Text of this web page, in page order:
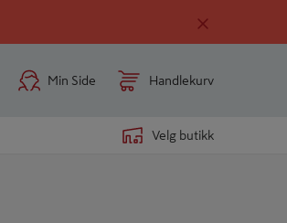
Min Side Handlekurv
Velg butikk